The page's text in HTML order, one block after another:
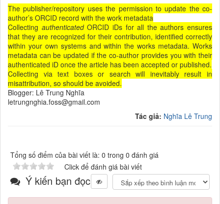
The publisher/repository uses the permission to update the co-
author’s ORCID record with the work metadata
Collecting authenticatedORCID iDs for all the authors ensures
that they are recognized for their contribution, identified correctly
within your own systems and within the works metadata. Works
metadata can be updated if the co-author provides you with their
authenticated iD once the article has been accepted or published.
Collecting via text boxes or search will inevitably result in
misattribution, so should be avoided.
Blogger: Lê Trung Nghĩa
letrungnghia.foss@gmail.com
Tác giả: Nghĩa Lê Trung
Tổng số điểm của bài viết là: 0 trong 0 đánh giá
Click để đánh giá bài viết
Ý kiến bạn đọc